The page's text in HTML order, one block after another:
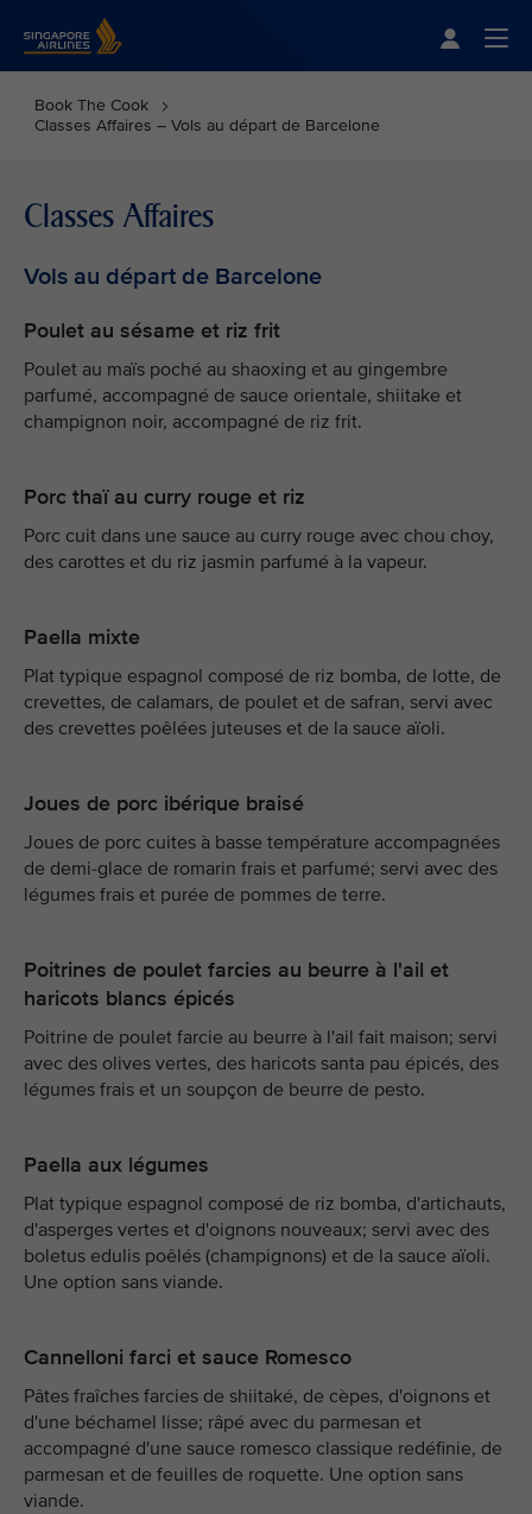
Book The Cook
Classes Affaires – Vols au départ de Barcelone
Classes Affaires
Vols au départ de Barcelone
Poulet au sésame et riz frit
Poulet au maïs poché au shaoxing et au gingembre
parfumé, accompagné de sauce orientale, shiitake et
champignon noir, accompagné de riz frit.
Porc thaï au curry rouge et riz
Porc cuit dans une sauce au curry rouge avec chou choy,
des carottes et du riz jasmin parfumé à la vapeur.
Paella mixte
Plat typique espagnol composé de riz bomba, de lotte, de
crevettes, de calamars, de poulet et de safran, servi avec
des crevettes poêlées juteuses et de la sauce aïoli.
Joues de porc ibérique braisé
Joues de porc cuites à basse température accompagnées
de demi-glace de romarin frais et parfumé; servi avec des
légumes frais et purée de pommes de terre.
Poitrines de poulet farcies au beurre à l'ail et
haricots blancs épicés
Poitrine de poulet farcie au beurre à l'ail fait maison; servi
avec des olives vertes, des haricots santa pau épicés, des
légumes frais et un soupçon de beurre de pesto.
Paella aux légumes
Plat typique espagnol composé de riz bomba, d'artichauts,
d'asperges vertes et d'oignons nouveaux; servi avec des
boletus edulis poêlés (champignons) et de la sauce aïoli.
Une option sans viande.
Cannelloni farci et sauce Romesco
Pâtes fraîches farcies de shiitaké, de cèpes, d'oignons et
d'une béchamel lisse; râpé avec du parmesan et
accompagné d'une sauce romesco classique redéfinie, de
parmesan et de feuilles de roquette. Une option sans
viande.